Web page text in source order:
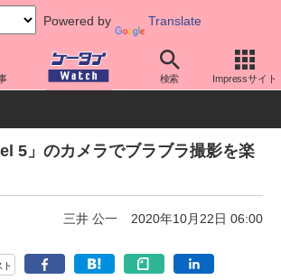
Powered by Translate
検索 Impressサイト
Android Pixel
5」のカメラでブラブラ撮影を楽
三井 公一 2020年10月22日 06:00
ト